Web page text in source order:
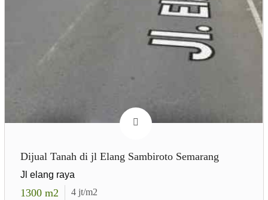
Dijual Tanah di jl Elang Sambiroto Semarang
Jl elang raya
1300 m2 4 jt/m2